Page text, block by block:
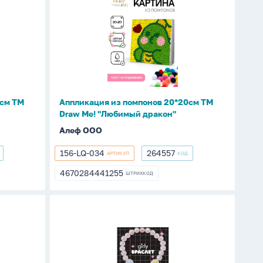
ТМ
дракон"
Аппликация из помпонов 20*20см ТМ
Draw Me! "Любимый дракон"
Алеф ООО
156-
LQ-
156-LQ-034 АРТИКУЛ 264557
264557 КОД
4670284441255
4670284441255 ШТРИХКОД